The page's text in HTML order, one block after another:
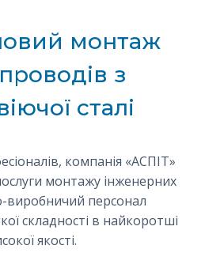
монтаж
з
сталі
компанія «АСПІТ»
монтажу інженерних
виробничий персонал
складності в найкоротші
якості.